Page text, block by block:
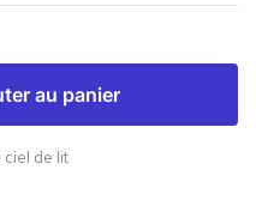
au panier
de lit